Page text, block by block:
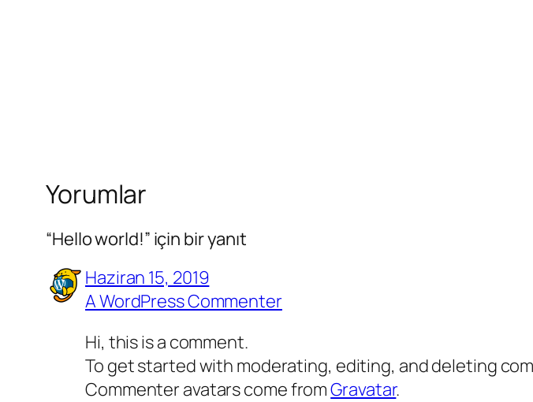
Yorumlar
“Hello world!” için bir yanıt
Haziran 15, 2019
A WordPress Commenter
Hi, this is a comment.
To get started with moderating, editing, and deleting
Commenter avatars come fromGravatar.